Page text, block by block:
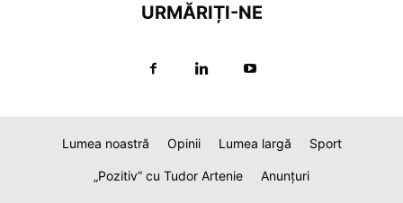
URMĂRIȚI-NE
Lumea noastră Opinii Lumea largă Sport
„Pozitiv” cu Tudor Artenie Anunțuri